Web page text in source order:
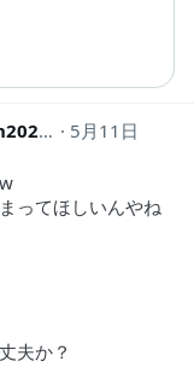
yo_2D@2次元垢 熱決 #Bassion2026 yo_2d
5月11日
ってほしいんやね
夫か？